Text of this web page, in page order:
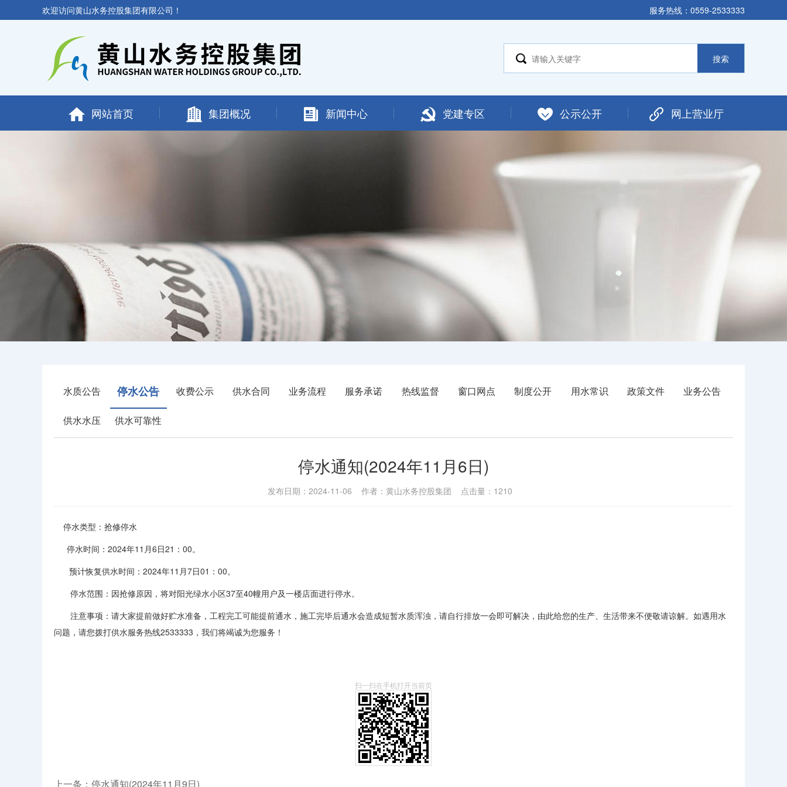
欢迎访问黄山水务控股集团有限公司！ 服务热线：0559-2533333
网站首页 集团概况 新闻中心 党建专区 公示公开 网上营业厅
水质公告 停水公告 收费公示 供水合同 业务流程 服务承诺 热线监督 窗口网点 制度公开 用水常识 政策文件 业务公告
供水水压 供水可靠性
停水通知(2024年11月6日)
发布日期：2024-11-06 作者：黄山水务控股集团 点击量：1210
停水类型：抢修停水
停水时间：2024年11月6日21：00。
预计恢复供水时间：2024年11月7日01：00。
停水范围：因抢修原因，将对阳光绿水小区37至40幢用户及一楼店面进行停水。
注意事项：请大家提前做好贮水准备，工程完工可能提前通水，施工完毕后通水会造成短暂水质浑浊，请自行排放一会即可解决，由此给您的生产、生活带来不便敬请谅解。如遇用水
问题，请您拨打供水服务热线2533333，我们将竭诚为您服务！
扫一扫在手机打开当前页
上一条：停水通知(2024年11月9日)